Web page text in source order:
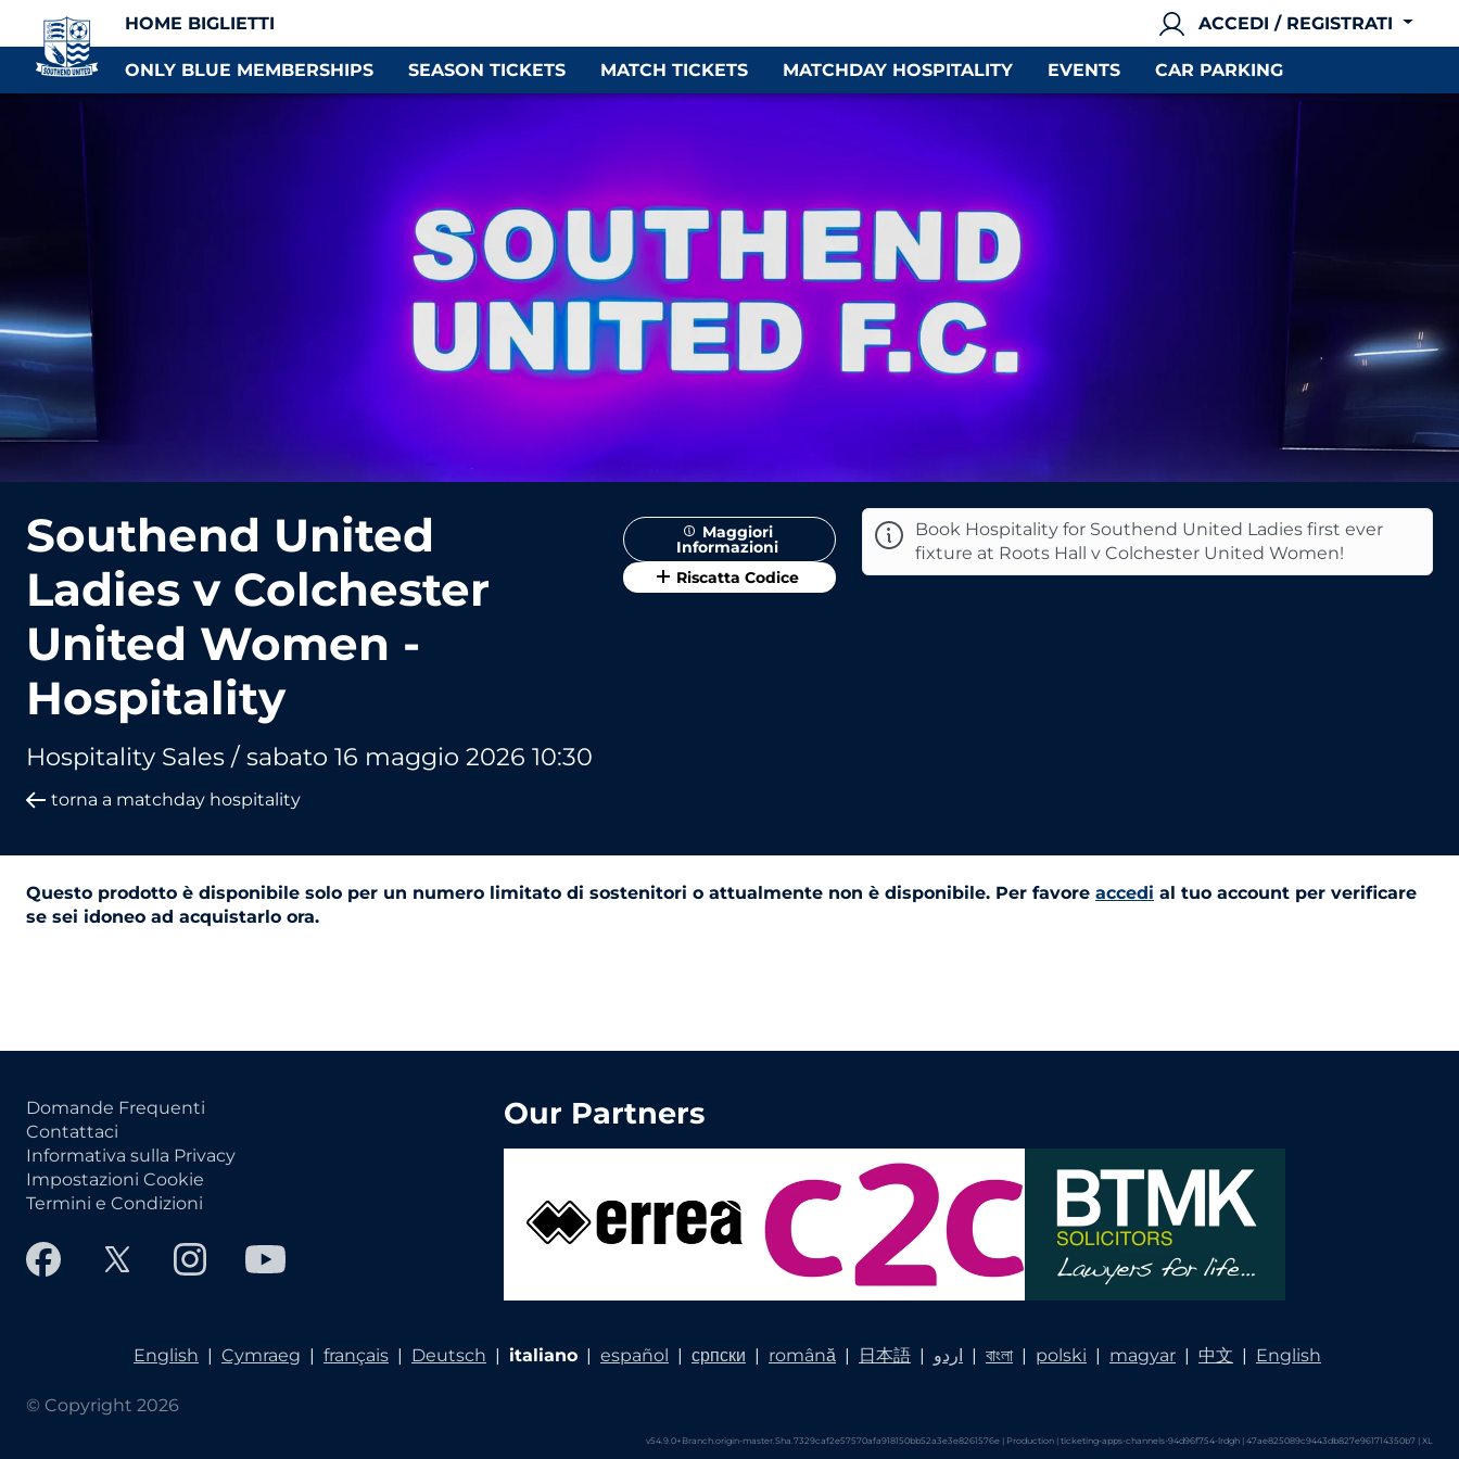
HOME BIGLIETTI ACCEDI / REGISTRATI
ONLY BLUE MEMBERSHIPS SEASON TICKETS MATCH TICKETS MATCHDAY HOSPITALITY EVENTS CAR PARKING
Southend United
Ladies v Colchester
United Women -
Hospitality
Hospitality Sales / sabato 16 maggio 2026 10:30
torna a matchday hospitality
Informazioni
Riscatta Codice
Book Hospitality for Southend United Ladies first ever
fixture at Roots Hall v Colchester United Women!
Questo prodotto è disponibile solo per un numero limitato di sostenitori o attualmente non è disponibile. Per favore accedi al tuo account per verificare
se sei idoneo ad acquistarlo ora.
Domande Frequenti
Contattaci
Informativa sulla Privacy
Impostazioni Cookie
Termini e Condizioni
Our Partners
English | Cymraeg | français | Deutsch | italiano | español | српски | română | 日本語 | اردو | বাংলা | polski | magyar | 中文 | English
© Copyright 2026
v54.9.0+Branch.origin-master.Sha.7329caf2e57570afa918150bb52a3e3e8261576e | Production | ticketing-apps-channels-94d96f754-lrdgh | 47ae825089c9443db827e961714350b7 | XL